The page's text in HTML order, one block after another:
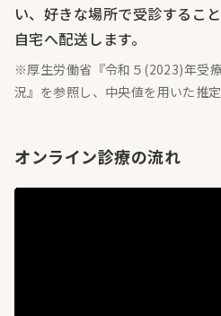
い、好きな場所で受診するこ
自宅へ配送します。
※厚生労働省『令和５(2023)年受
況』を参照し、中央値を用いた推定
オンライン診療の流れ